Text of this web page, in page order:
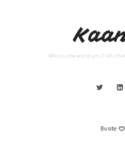
Who in the world am I? Ah,
Bu site